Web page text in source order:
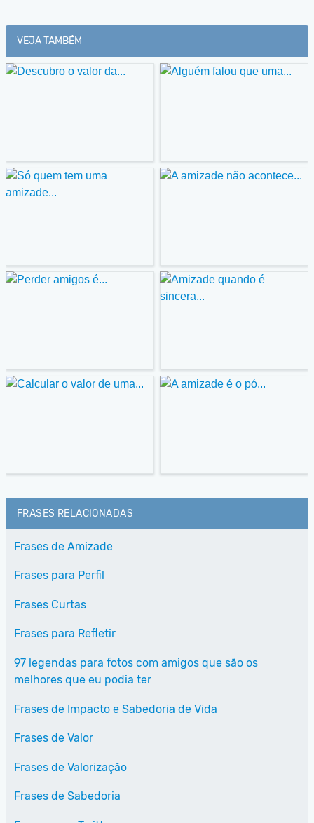
VEJA TAMBÉM
FRASES RELACIONADAS
Frases de Amizade
Frases para Perfil
Frases Curtas
Frases para Refletir
97 legendas para fotos com amigos que são os
melhores que eu podia ter
Frases de Impacto e Sabedoria de Vida
Frases de Valor
Frases de Valorização
Frases de Sabedoria